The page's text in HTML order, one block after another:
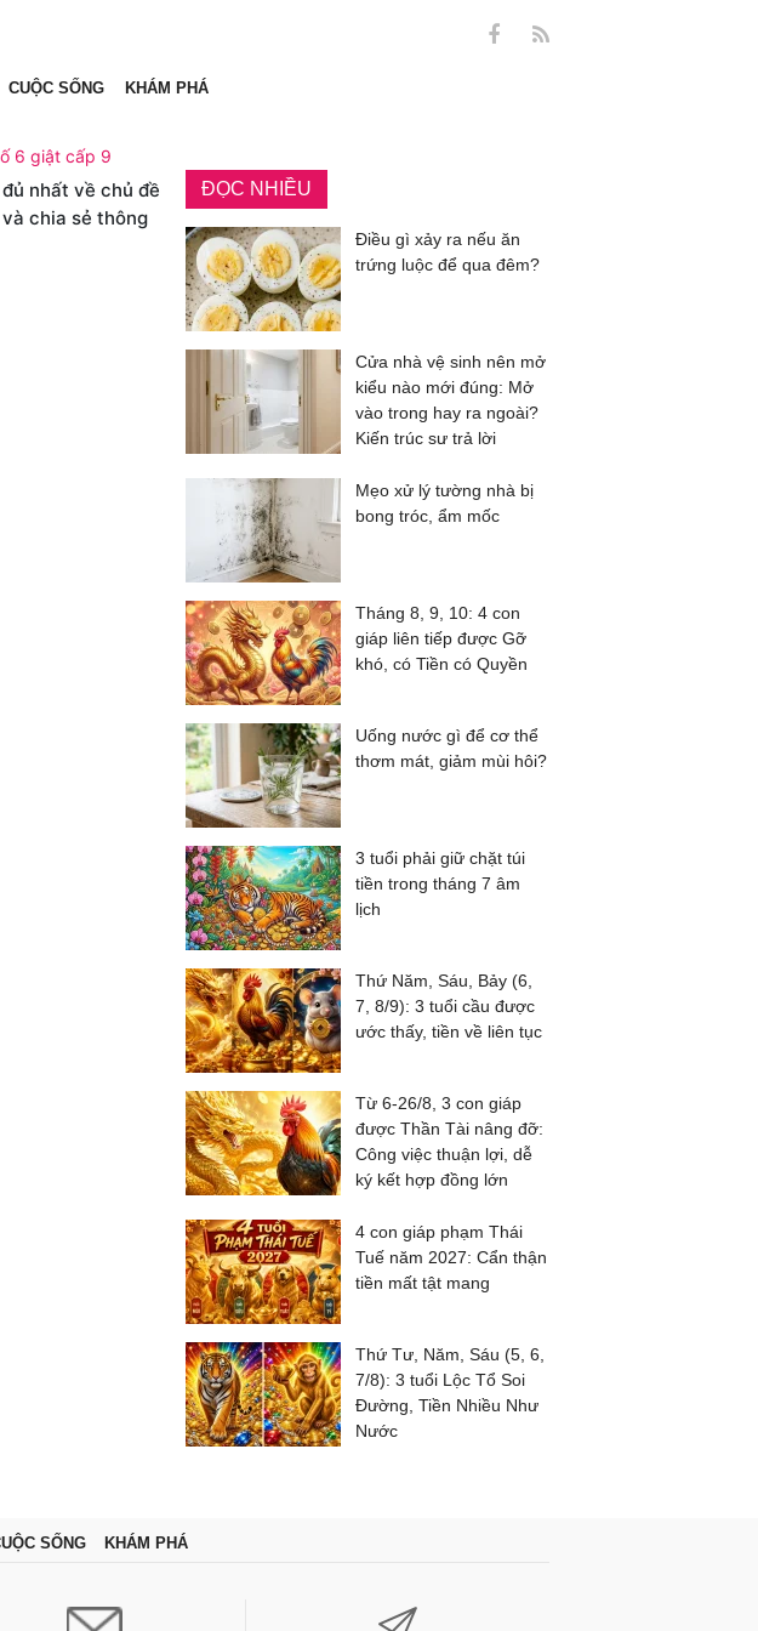
CUỘC SỐNG KHÁM PHÁ
6 giật cấp 9
nhất về chủ đề
và chia sẻ thông
ĐỌC NHIỀU
Điều gì xảy ra nếu ăn
trứng luộc để qua đêm?
Cửa nhà vệ sinh nên mở
kiểu nào mới đúng: Mở
vào trong hay ra ngoài?
Kiến trúc sư trả lời
Mẹo xử lý tường nhà bị
bong tróc, ẩm mốc
Tháng 8, 9, 10: 4 con
giáp liên tiếp được Gỡ
khó, có Tiền có Quyền
Uống nước gì để cơ thể
thơm mát, giảm mùi hôi?
3 tuổi phải giữ chặt túi
tiền trong tháng 7 âm
lịch
Thứ Năm, Sáu, Bảy (6,
7, 8/9): 3 tuổi cầu được
ước thấy, tiền về liên tục
Từ 6-26/8, 3 con giáp
được Thần Tài nâng đỡ:
Công việc thuận lợi, dễ
ký kết hợp đồng lớn
4 con giáp phạm Thái
Tuế năm 2027: Cẩn thận
tiền mất tật mang
Thứ Tư, Năm, Sáu (5, 6,
7/8): 3 tuổi Lộc Tổ Soi
Đường, Tiền Nhiều Như
Nước
SỐNG KHÁM PHÁ